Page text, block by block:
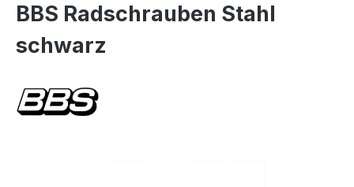
BBS Radschrauben Stahl
schwarz